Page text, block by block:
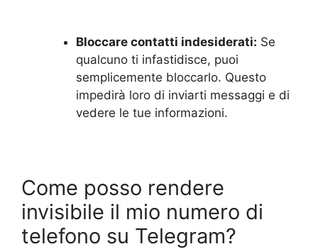
Bloccare contatti indesiderati: Se
qualcuno ti infastidisce, puoi
semplicemente bloccarlo. Questo
impedirà loro di inviarti messaggi e di
vedere le tue informazioni.
Come posso rendere
invisibile il mio numero di
telefono su Telegram?